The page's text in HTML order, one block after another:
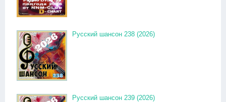
Русский шансон 238 (2026)
Русский шансон 239 (2026)